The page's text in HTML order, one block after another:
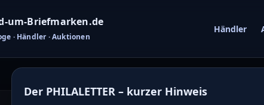
um-Briefmarken.de
· Händler · Auktionen
Händler
Der PHILALETTER – kurzer Hinweis